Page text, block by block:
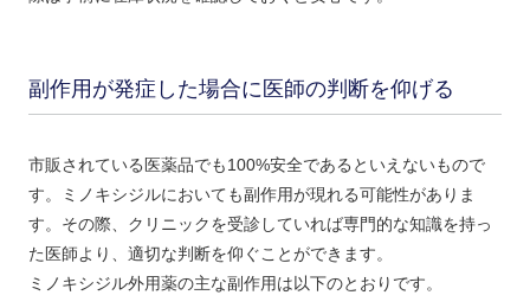
副作用が発症した場合に医師の判断を仰げる
市販されている医薬品でも100%安全であるといえないもので
す。ミノキシジルにおいても副作用が現れる可能性がありま
す。その際、クリニックを受診していれば専門的な知識を持っ
た医師より、適切な判断を仰ぐことができます。
ミノキシジル外用薬の主な副作用は以下のとおりです。